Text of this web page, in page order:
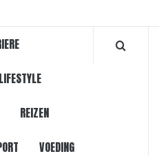
LIFESTYLE
REIZEN
VOEDING